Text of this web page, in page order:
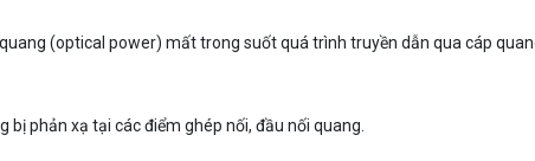
(optical power) mất trong suốt quá trình truyền dẫn qua cáp
bị phản xạ tại các điểm ghép nối, đầu nối quang.